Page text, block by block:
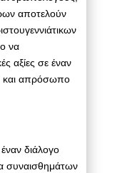
αποτελούν
να
αξίες σε έναν
και απρόσωπο
διάλογο
συναισθημάτων